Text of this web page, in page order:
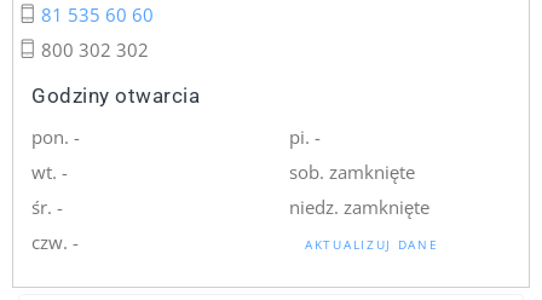
81 535 60 60
800 302 302
Godziny otwarcia
pon. -
wt. -
śr. -
czw. -
pi. -
sob. zamknięte
niedz. zamknięte
AKTUALIZUJ DANE